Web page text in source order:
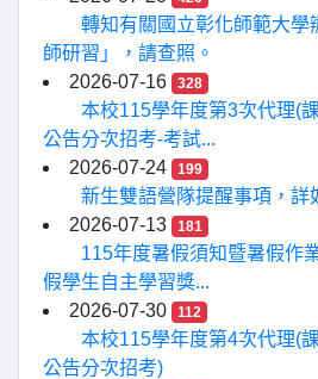
轉知有關國立彰化師範大學
師研習」，請查照。
2026-07-16
328
本校115學年度第3次代理(
公告分次招考-考試...
2026-07-24
199
新生雙語營隊提醒事項，詳
2026-07-13
181
115年度暑假須知暨暑假作
假學生自主學習獎...
2026-07-30
112
本校115學年度第4次代理(
公告分次招考)